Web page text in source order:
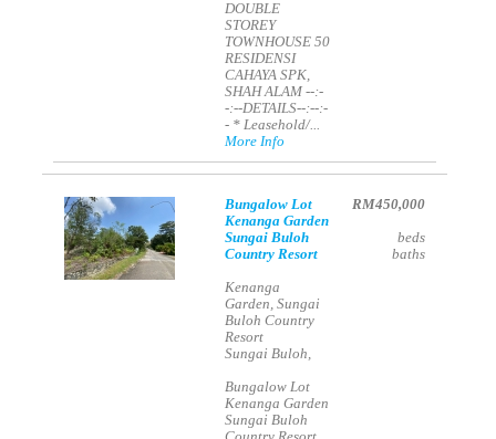
DOUBLE
STOREY
TOWNHOUSE 50
RESIDENSI
CAHAYA SPK,
SHAH ALAM --:-
-:--DETAILS--:--:-
- * Leasehold/...
More Info
Bungalow Lot
Kenanga Garden
Sungai Buloh
Country Resort
Kenanga
Garden, Sungai
Buloh Country
Resort
Sungai Buloh,
Bungalow Lot
Kenanga Garden
Sungai Buloh
RM450,000
beds
baths